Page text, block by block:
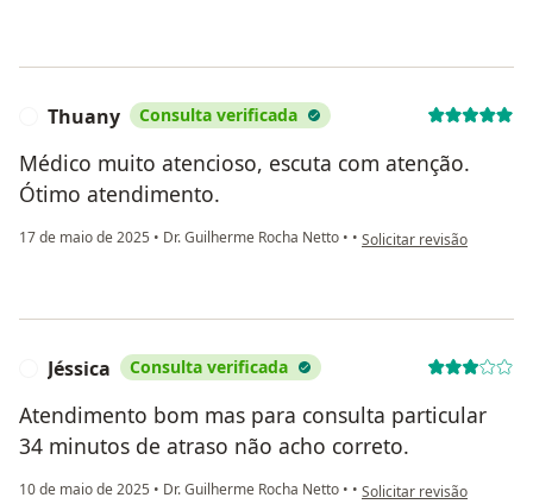
Thuany Consulta verificada
Médico muito atencioso, escuta com atenção.
Ótimo atendimento.
17 de maio de 2025 • Dr. Guilherme Rocha Netto • • na opinião do utilizador
Solicitar revisão
Jéssica Consulta verificada
Atendimento bom mas para consulta particular
34 minutos de atraso não acho correto.
10 de maio de 2025 • Dr. Guilherme Rocha Netto • • na opinião do utilizador
Solicitar revisão